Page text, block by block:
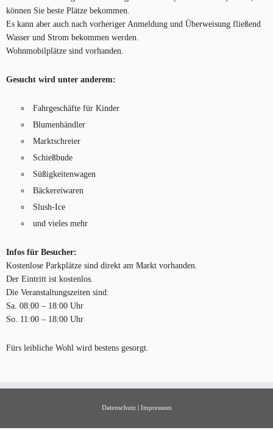
können Sie beste Plätze bekommen.
Es kann aber auch nach vorheriger Anmeldung und Überweisung fließend
Wasser und Strom bekommen werden.
Wohnmobilplätze sind vorhanden.
Gesucht wird unter anderem:
Fahrgeschäfte für Kinder
Blumenhändler
Marktschreier
Schießbude
Süßigkeitenwagen
Bäckereiwaren
Slush-Ice
und vieles mehr
Infos für Besucher:
Kostenlose Parkplätze sind direkt am Markt vorhanden.
Der Eintritt ist kostenlos.
Die Veranstaltungszeiten sind:
Sa. 08:00 – 18:00 Uhr
So. 11:00 – 18:00 Uhr
Fürs leibliche Wohl wird bestens gesorgt.
Datenschutz| Impressum